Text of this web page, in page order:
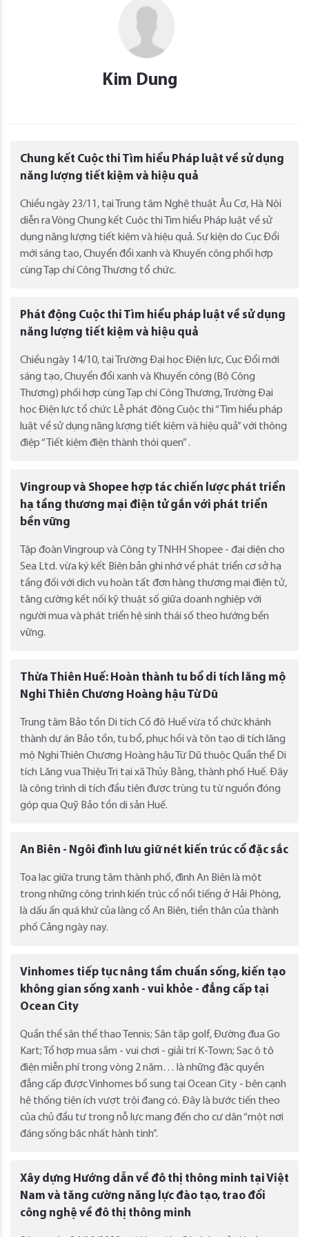
Kim Dung
Chung kết Cuộc thi Tìm hiểu Pháp luật về sử dụng
năng lượng tiết kiệm và hiệu quả
Chiều ngày 23/11, tại Trung tâm Nghệ thuật Âu Cơ, Hà Nội
diễn ra Vòng Chung kết Cuộc thi Tìm hiểu Pháp luật về sử
dụng năng lượng tiết kiệm và hiệu quả. Sự kiện do Cục Đổi
mới sáng tạo, Chuyển đổi xanh và Khuyến công phối hợp
cùng Tạp chí Công Thương tổ chức.
Phát động Cuộc thi Tìm hiểu pháp luật về sử dụng
năng lượng tiết kiệm và hiệu quả
Chiều ngày 14/10, tại Trường Đại học Điện lực, Cục Đổi mới
sáng tạo, Chuyển đổi xanh và Khuyến công (Bộ Công
Thương) phối hợp cùng Tạp chí Công Thương, Trường Đại
học Điện lực tổ chức Lễ phát động Cuộc thi “Tìm hiểu pháp
luật về sử dụng năng lượng tiết kiệm và hiệu quả” với thông
điệp “Tiết kiệm điện thành thói quen” .
Vingroup và Shopee hợp tác chiến lược phát triển
hạ tầng thương mại điện tử gắn với phát triển
bền vững
Tập đoàn Vingroup và Công ty TNHH Shopee - đại diện cho
Sea Ltd. vừa ký kết Biên bản ghi nhớ về phát triển cơ sở hạ
tầng đối với dịch vụ hoàn tất đơn hàng thương mại điện tử,
tăng cường kết nối kỹ thuật số giữa doanh nghiệp với
người mua và phát triển hệ sinh thái số theo hướng bền
vững.
Thừa Thiên Huế: Hoàn thành tu bổ di tích lăng mộ
Nghi Thiên Chương Hoàng hậu Từ Dũ
Trung tâm Bảo tồn Di tích Cố đô Huế vừa tổ chức khánh
thành dự án Bảo tồn, tu bổ, phục hồi và tôn tạo di tích lăng
mộ Nghi Thiên Chương Hoàng hậu Từ Dũ thuộc Quần thể Di
tích Lăng vua Thiệu Trị tại xã Thủy Bằng, thành phố Huế. Đây
là công trình di tích đầu tiên được trùng tu từ nguồn đóng
góp qua Quỹ Bảo tồn di sản Huế.
An Biên - Ngôi đình lưu giữ nét kiến trúc cổ đặc sắc
Tọa lạc giữa trung tâm thành phố, đình An Biên là một
trong những công trình kiến trúc cổ nổi tiếng ở Hải Phòng,
là dấu ấn quá khứ của làng cổ An Biên, tiền thân của thành
phố Cảng ngày nay.
Vinhomes tiếp tục nâng tầm chuẩn sống, kiến tạo
không gian sống xanh - vui khỏe - đẳng cấp tại
Ocean City
Quần thể sân thể thao Tennis; Sân tập golf, Đường đua Go
Kart; Tổ hợp mua sắm - vui chơi - giải trí K-Town; Sạc ô tô
điện miễn phí trong vòng 2 năm… là những đặc quyền
đẳng cấp được Vinhomes bổ sung tại Ocean City - bên cạnh
hệ thống tiện ích vượt trội đang có. Đây là bước tiến theo
của chủ đầu tư trong nỗ lực mang đến cho cư dân “một nơi
đáng sống bậc nhất hành tinh”.
Xây dựng Hướng dẫn về đô thị thông minh tại Việt
Nam và tăng cường năng lực đào tạo, trao đổi
công nghệ về đô thị thông minh